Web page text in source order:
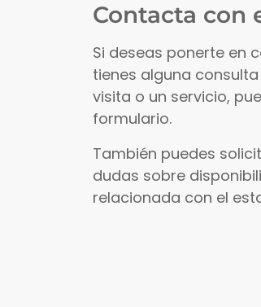
Contacta con
Si deseas ponerte en
tienes alguna
visita o un servicio,
formulario.
También puedes
dudas sobre
relacionada con el